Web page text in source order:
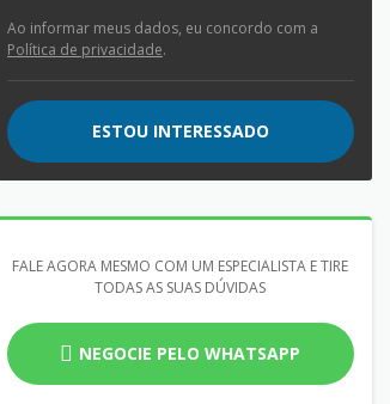
Ao informar meus dados, eu concordo com a
Política de privacidade.
ESTOU INTERESSADO
FALE AGORA MESMO COM UM ESPECIALISTA E TIRE
TODAS AS SUAS DÚVIDAS
NEGOCIE PELO WHATSAPP